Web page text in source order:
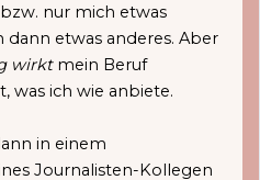
nur mich etwas
etwas anderes. Aber
wirktmein Beruf
was ich wie anbiete.
in einem
Journalisten-Kollegen